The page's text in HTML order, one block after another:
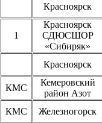
Красноярск
1
Красноярск
СДЮСШОР
«Сибиряк»
Красноярск
КМС
Кемеровский
район Азот
КМС
Железногорск